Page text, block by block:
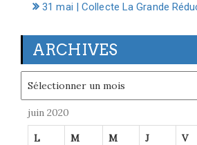
31 mai | Collecte La Grande
ARCHIVES
juin 2020
L M M J V